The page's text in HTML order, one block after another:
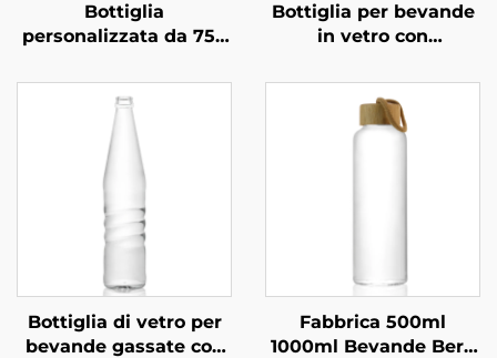
Bottiglia
personalizzata da 750
confezionamento
professionale di
vodka, superalcolici e
bevande in vetro
Bottiglia per bevande
in vetro con
basculante OEM
all'ingrosso da 1000
ml, per bevande a
Bottiglia di vetro per
bevande gassate con
Fabbrica 500ml
1000ml Bevande Bere